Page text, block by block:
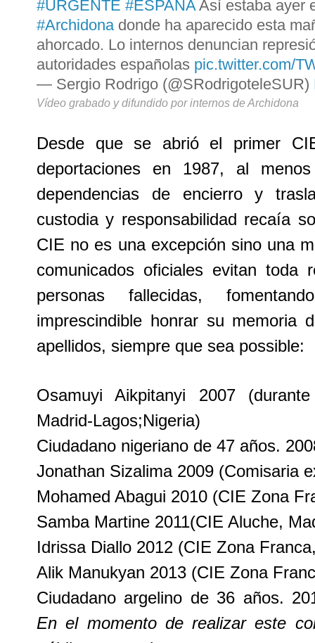
#URGENTE #ESPAÑAAsí estaba ayer
#Archidonadonde ha aparecido esta
ahorcado. Lo internos denuncian
autoridades españolas pic.twitter.com/
— Sergio Rodrigo (@SRodrigoteleSUR)
Vídeo grabado y difundido por internos de Archidona
Desde que se abrió el primer
deportaciones en 1987, al
dependencias de encierro y
custodia y responsabilidad recaía
CIE no es una excepción sino una
comunicados oficiales evitan toda
personas fallecidas,
imprescindible honrar su memoria
apellidos, siempre que sea possible:
Osamuyi Aikpitanyi 2007
Madrid-Lagos;Nigeria)
Ciudadano nigeriano de 47 años.
Jonathan Sizalima 2009 (Comisaria
Mohamed Abagui 2010 (CIE Zona
Samba Martine 2011(CIE Aluche,
Idrissa Diallo 2012 (CIE Zona
Alik Manukyan 2013 (CIE Zona
Ciudadano argelino de 36 años.
En el momento de realizar este